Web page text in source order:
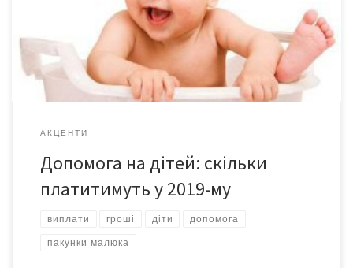
року до 2207 грн зросте допомога при вагітності. Виплати
матерям-одиначкам з дітьми до 6 років підвищать до 1779 грн.
Якщо вік дитини від 6 до 18 […]
АКЦЕНТИ
Допомога на дітей: скільки
платитимуть у 2019-му
виплати гроші діти допомога
пакунки малюка